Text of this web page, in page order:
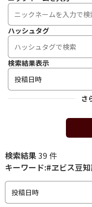
ハッシュタグ
検索結果表示
投稿日時
さ
検索結果39 件
キーワード:#ヱビス豆
投稿日時